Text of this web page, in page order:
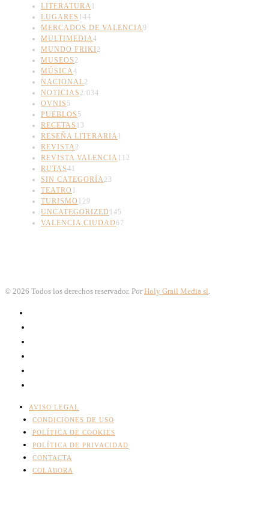
LITERATURA 1
LUGARES 144
MERCADOS DE VALENCIA9
MULTIMEDIA4
MUNDO FRIKI2
MUSEOS 2
MÚSICA4
NACIONAL2
NOTICIAS 2.034
OVNIS 5
PUEBLOS 5
RECETAS 13
RESEÑA LITERARIA 1
REVISTA 2
REVISTA VALENCIA 112
RUTAS41
SIN CATEGORÍA 23
TEATRO 1
TURISMO 129
UNCATEGORIZED 145
VALENCIA CIUDAD67
© 2026 Todos los derechos reservador. Por Holy Grail Media sl
AVISO LEGAL
CONDICIONES DE USO
POLÍTICA DE COOKIES
POLÍTICA DE PRIVACIDAD
CONTACTA
COLABORA